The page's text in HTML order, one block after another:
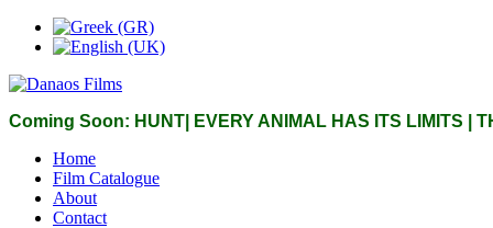
Coming Soon: HUNT| EVERY ANIMAL HAS ITS LIMITS |
Home
Film Catalogue
About
Contact